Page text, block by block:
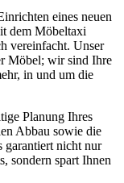
eines neuen
dem Möbeltaxi
vereinfacht. Unser
Möbel; wir sind Ihre
in und um die
Planung Ihres
Abbau sowie die
garantiert nicht nur
sondern spart Ihnen